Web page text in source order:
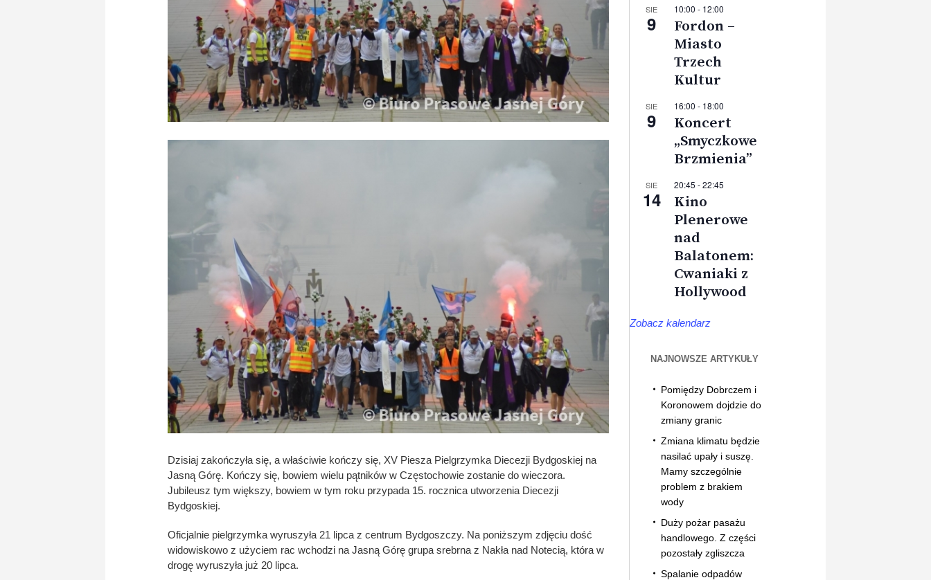
Dzisiaj zakończyła się, a właściwie kończy się, XV Piesza Pielgrzymka Diecezji Bydgoskiej na
Jasną Górę. Kończy się, bowiem wielu pątników w Częstochowie zostanie do wieczora.
Jubileusz tym większy, bowiem w tym roku przypada 15. rocznica utworzenia Diecezji
Bydgoskiej.
Oficjalnie pielgrzymka wyruszyła 21 lipca z centrum Bydgoszczy. Na poniższym zdjęciu dość
widowiskowo z użyciem rac wchodzi na Jasną Górę grupa srebrna z Nakła nad Notecią, która w
drogę wyruszyła już 20 lipca.
SIE
9
10:00 - 12:00
Fordon –
Miasto
Trzech
Kultur
SIE
9
16:00 - 18:00
Koncert
„Smyczkowe
Brzmienia”
SIE
14
20:45 -22:45
Kino
Plenerowe
nad
Balatonem:
Cwaniaki z
Hollywood
Zobacz kalendarz
NAJNOWSZE ARTYKUŁY
Pomiędzy Dobrczem i
Koronowem dojdzie do
zmiany granic
Zmiana klimatu będzie
nasilać upały i suszę.
Mamy szczególnie
problem z brakiem
wody
Duży pożar pasażu
handlowego. Z części
pozostały zgliszcza
Spalanie odpadów